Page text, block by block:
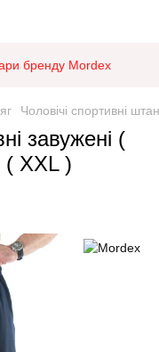
бренду Mordex
Чоловічі спортивні
завужені (
( XXL )